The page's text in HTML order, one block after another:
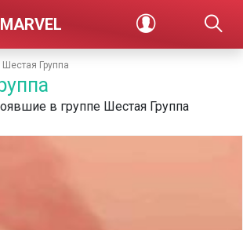
Шестая Группа
в группе Шестая Группа